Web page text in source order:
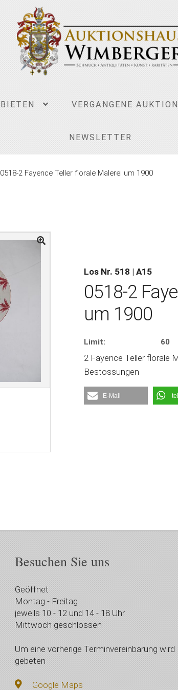
BIETEN VERGANGENE
NEWSLETTER
0518-2 Fayence Teller florale Malerei um 1900
Los Nr. 518 | A15
0518-2
um 1900
Limit: 60
2 Fayence Teller florale
Bestossungen
E-Mail
Besuchen Sie uns
Geöffnet
Montag - Freitag
jeweils 10 - 12 und 14 - 18 Uhr
Mittwoch geschlossen
Um eine vorherige Terminvereinbarung wird
gebeten
Google Maps